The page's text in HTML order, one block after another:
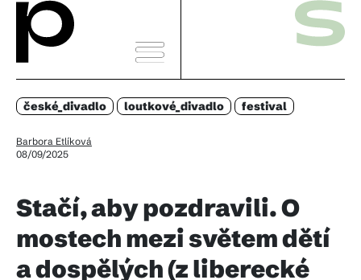
české_ divadlo loutkové_ divadlo festival
Barbora Etlíková
08/09/2025
Stačí, aby pozdravili. O
mostech mezi světem dětí
a dospělých (z liberecké